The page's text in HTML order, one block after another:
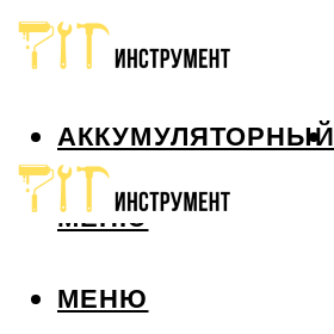
АККУМУЛЯТОРНЫЙ
МЕНЮ
МЕНЮ